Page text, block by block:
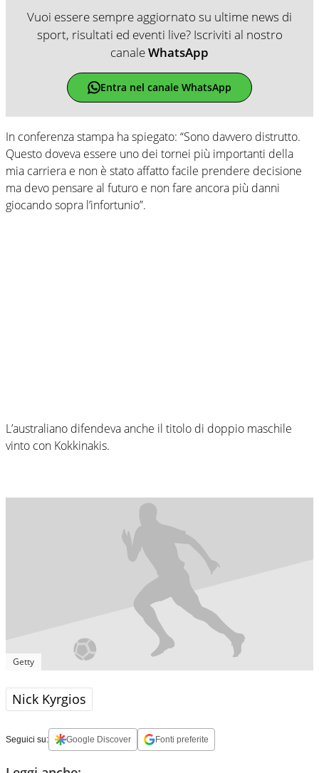
Vuoi essere sempre aggiornato su ultime news di
sport, risultati ed eventi live? Iscriviti al nostro
canaleWhatsApp
Entra nel canale WhatsApp
In conferenza stampa ha spiegato: “Sono davvero distrutto.
Questo doveva essere uno dei tornei più importanti della
mia carriera e non è stato affatto facile prendere decisione
ma devo pensare al futuro e non fare ancora più danni
giocando sopra l’infortunio”.
L’australiano difendeva anche il titolo di doppio maschile
vinto con Kokkinakis.
Getty
Nick Kyrgios
Seguici su: Google Discover Fonti preferite